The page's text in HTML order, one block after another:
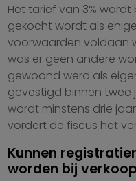
Het tarief van 3%
gekocht wordt als
voorwaarden voldaan
was er geen andere
gewoond werd als
gevestigd binnen twee
wordt minstens drie
vordert de fiscus het
Kunnen
worden bij